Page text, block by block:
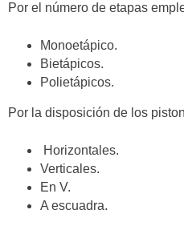
Por el número de etapas
Monoetápico.
Bietápicos.
Polietápicos.
Por la disposición de los
Horizontales.
Verticales.
En V.
A escuadra.